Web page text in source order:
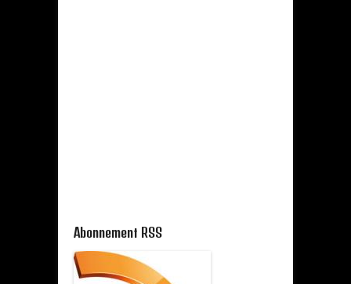
Abonnement RSS